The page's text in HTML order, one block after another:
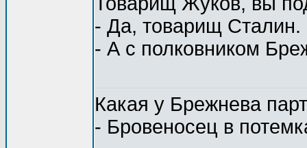
- Да, товарищ Сталин.
- А с полковником
Какая у Брежнева
- Бровеносец в